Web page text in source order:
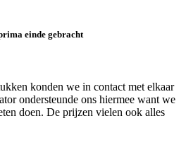
einde gebracht
konden we in contact met elkaar
ondersteunde ons hiermee want we
doen. De prijzen vielen ook alles